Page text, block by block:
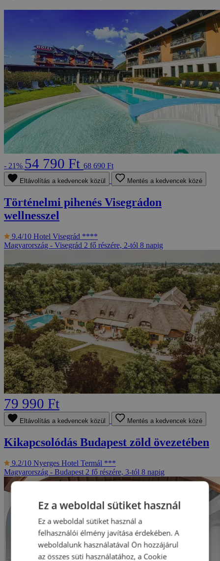
- 21% 54 790 Ft 68 690 Ft
Eltávolítás a kedvencek közül Mentés a kedvencek közé
Történelmi pihenés Visegrádon
wellnesszel
9.4/10 Hotel Visegrád ****
Magyarország - Visegrád 2 fő részére, 2-tól 8 napig
79 990 Ft
Eltávolítás a kedvencek közül Mentés a kedvencek közé
Kikapcsolódás Budapest zöld övezetében
9.2/10 Nyerges Hotel Termál ***
Magyarország - Budapest 2 fő részére, 3-tól 8 napig
Ez a weboldal sütiket használ
Ez a weboldal sütiket használ a
felhasználói élmény javítása érdekében. A
weboldalunk használatával Ön hozzájárul
az összes süti használatához, a Cookie